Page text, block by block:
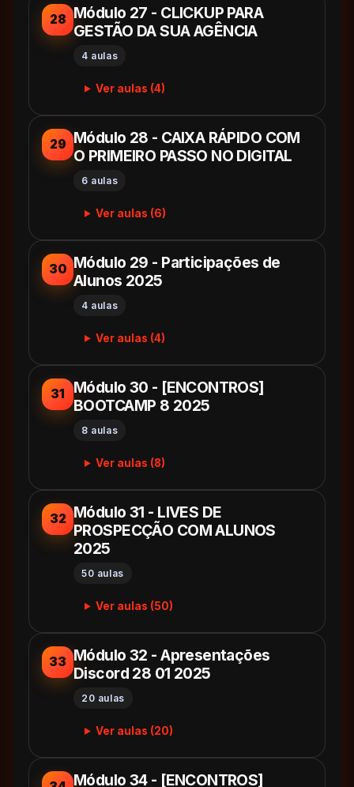
28 Módulo 27 - CLICKUP PARA
GESTÃO DA SUA AGÊNCIA
4 aulas
Ver aulas (4)
29 Módulo 28 - CAIXA RÁPIDO COM
O PRIMEIRO PASSO NO DIGITAL
6 aulas
Ver aulas (6)
30 Módulo 29 - Participações de
Alunos 2025
4 aulas
Ver aulas (4)
31
Módulo 30 - [ENCONTROS]
BOOTCAMP 8 2025
8 aulas
Ver aulas (8)
32 Módulo 31 - LIVES DE
PROSPECÇÃO COM ALUNOS
2025
50 aulas
Ver aulas (50)
33 Módulo 32 - Apresentações
Discord 28 01 2025
20 aulas
Ver aulas (20)
Módulo 34 - [ENCONTROS]